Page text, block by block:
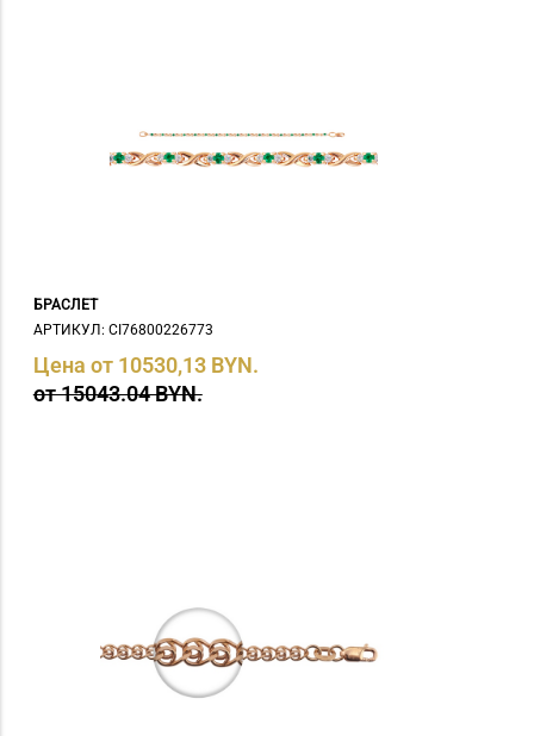
БРАСЛЕТ
АРТИКУЛ: СI76800226773
Цена от 10530,13 BYN.
от 15043.04 BYN.